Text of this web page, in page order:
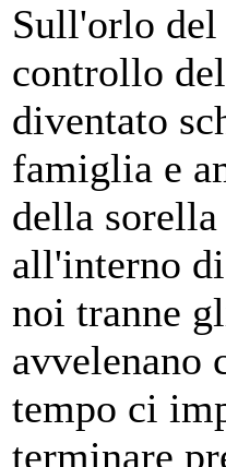
Sull'orlo
controllo
diventato
famiglia e
della
all'interno
noi tranne
avvelenano
tempo ci
terminare